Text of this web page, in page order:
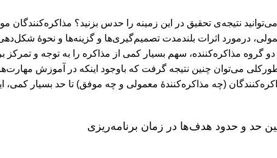
می‌توانید نتیجه‌ی تحقیق در این زمینه را حدس بزنید؟
درمورد اثرات بلندمدت تصمیم‌گیری‌ها و گزینه‌ها و نحوۀ
گروه مذاکره‌کننده، سهم بسیار کمی از مذاکره را به توجه و تمرکز
می‌توان چنین نتیجه گرفت که باوجود اینکه در آموزش
(چه مذاکره‌کنندۀ معمولی و چه موفق) تا حد بسیار کمی،
حد و حدود هدف‌ها در زمان برنامه‌ریزی